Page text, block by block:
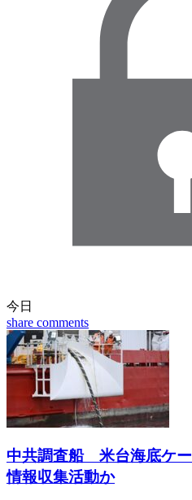
今日
share comments
中共調査船 米台海底ケ
情報収集活動か